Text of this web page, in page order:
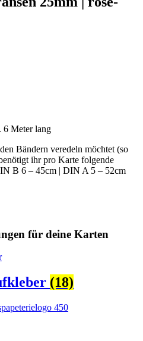
6 Meter lang
Bändern veredeln möchtet (so
ihr pro Karte folgende
B 6 – 45cm | DIN A 5 – 52cm
für deine Karten
(18)